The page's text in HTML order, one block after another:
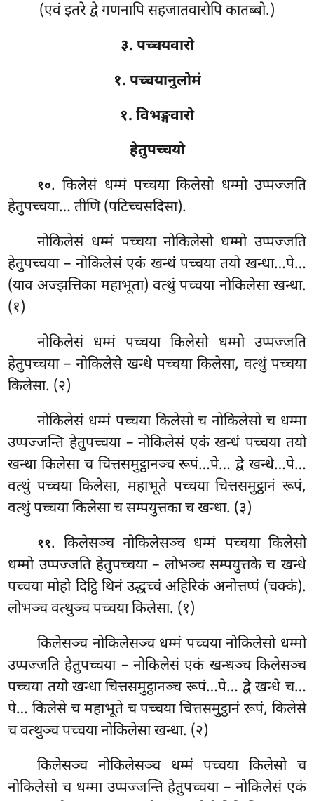
(एवं इतरे द्वे गणनापि सहजातवारोपि कातब्बो.)
३. पच्चयवारो
१. पच्चयानुलोमं
१. विभङ्गवारो
हेतुपच्चयो
१०. किलेसं धम्मं पच्चया किलेसो धम्मो उप्पज्जति
हेतुपच्चया… तीणि (पटिच्चसदिसा).
नोकिलेसं धम्मं पच्चया नोकिलेसो धम्मो उप्पज्जति
हेतुपच्चया – नोकिलेसं एकं खन्धं पच्चया तयो खन्धा…पे…
(याव अज्झत्तिका महाभूता) वत्थुं पच्चया नोकिलेसा खन्धा.
(१)
नोकिलेसं धम्मं पच्चया किलेसो धम्मो उप्पज्जति
हेतुपच्चया– नोकिलेसे खन्धे पच्चया किलेसा, वत्थुं पच्चया
किलेसा. (२)
नोकिलेसं धम्मं पच्चया किलेसो च नोकिलेसो च धम्मा
उप्पज्जन्ति हेतुपच्चया – नोकिलेसं एकं खन्धं पच्चया तयो
खन्धा किलेसा च चित्तसमुट्ठानञ्च रूपं…पे… द्वे खन्धे…पे…
वत्थुं पच्चया किलेसा, महाभूते पच्चया चित्तसमुट्ठानं रूपं,
वत्थुं पच्चया किलेसा च सम्पयुत्तका च खन्धा. (३)
११. किलेसञ्च नोकिलेसञ्च धम्मं पच्चया किलेसो
धम्मो उप्पज्जति हेतुपच्चया – लोभञ्चसम्पयुत्तके च खन्धे
पच्चया मोहो दिट्ठि थिनं उद्धच्चं अहिरिकं अनोत्तप्पं (चक्कं).
लोभञ्च वत्थुञ्च पच्चया किलेसा. (१)
किलेसञ्च नोकिलेसञ्च धम्मं पच्चया नोकिलेसो धम्मो
उप्पज्जति हेतुपच्चया – नोकिलेसं एकं खन्धञ्च किलेसञ्च
पच्चया तयो खन्धा चित्तसमुट्ठानञ्च रूपं…पे… द्वे खन्धे च…
पे… किलेसे च महाभूते च पच्चया चित्तसमुट्ठानं रूपं, किलेसे
च वत्थुञ्च पच्चया नोकिलेसा खन्धा. (२)
किलेसञ्च नोकिलेसञ्च धम्मं पच्चया किलेसो च
नोकिलेसो च धम्मा उप्पज्जन्ति हेतुपच्चया – नोकिलेसं एकं